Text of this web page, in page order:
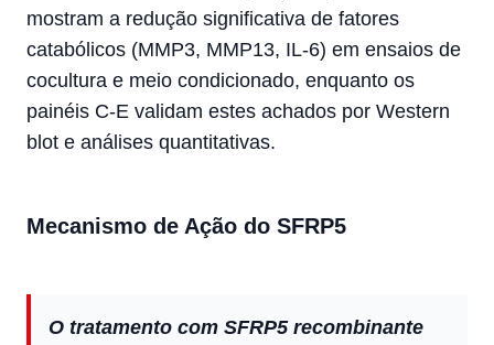
mostram a redução significativa de fatores
catabólicos (MMP3, MMP13, IL-6) em ensaios de
cocultura e meio condicionado, enquanto os
painéis C-E validam estes achados por Western
blot e análises quantitativas.
Mecanismo de Ação do SFRP5
O tratamento com SFRP5 recombinante